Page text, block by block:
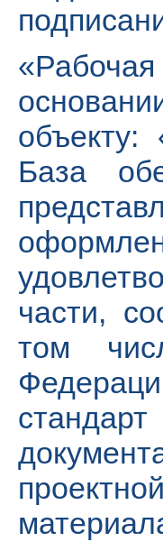
объекту:
База
части,
том